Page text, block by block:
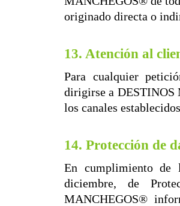
originado directa o
13. Atención al
Para cualquier
dirigirse a DESTINOS
los canales
14. Protección de
En cumplimiento de
diciembre, de
MANCHEGOS®